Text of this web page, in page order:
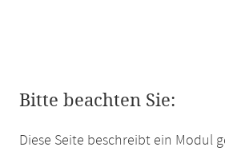
Bitte beachten Sie:
Diese Seite beschreibt ein Modul